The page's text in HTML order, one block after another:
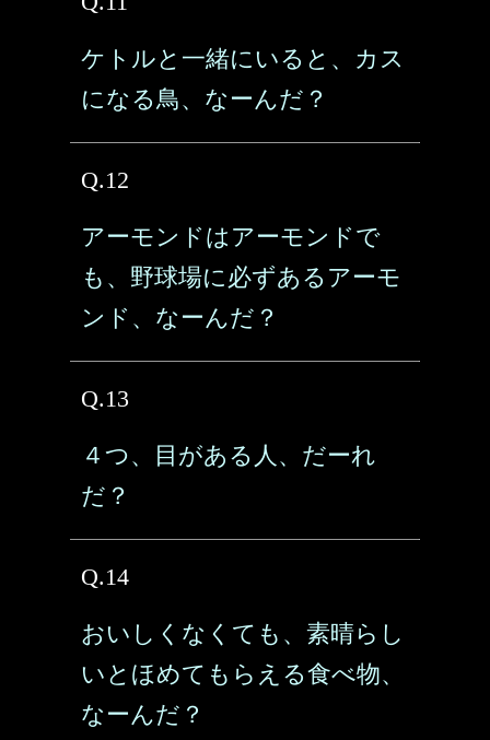
ケトルと一緒にいると、カス
になる鳥、なーんだ？
Q.12
アーモンドはアーモンドで
も、野球場に必ずあるアーモ
ンド、なーんだ？
Q.13
４つ、目がある人、だーれ
だ？
Q.14
おいしくなくても、素晴らし
いとほめてもらえる食べ物、
なーんだ？